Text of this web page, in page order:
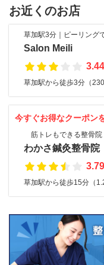
お近くのお店
草加駅3分｜ピーリング
Salon Meili
3.44
草加駅から徒歩3分（
今すぐお得なクーポン
筋トレもできる整骨院
わかさ鍼灸整骨院
3.79
草加駅から徒歩15分（